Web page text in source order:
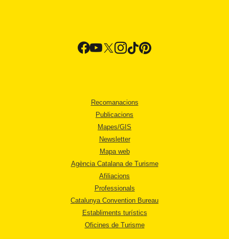
Recomanacions
Publicacions
Mapes/GIS
Newsletter
Mapa web
Agència Catalana de Turisme
Afiliacions
Professionals
Catalunya Convention Bureau
Establiments turístics
Oficines de Turisme